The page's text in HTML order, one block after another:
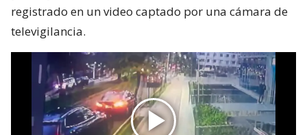
registrado en un video captado por una cámara de
televigilancia.